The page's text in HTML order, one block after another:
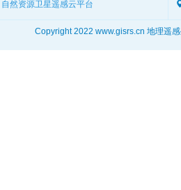
自然资源卫星遥感云平台
Copyright 2022 www.gisrs.cn 地理遥